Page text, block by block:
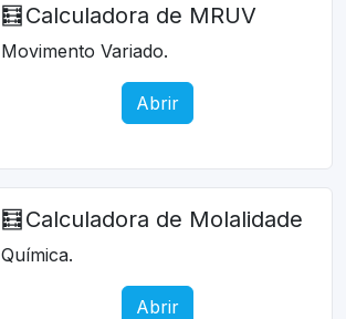
🧮 Calculadora de MRUV
Movimento Variado.
Abrir
🧮 Calculadora de Molalidade
Química.
Abrir